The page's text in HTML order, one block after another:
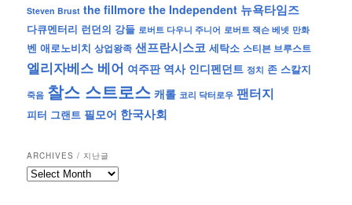
Steven Brust the fillmore the Independent 뉴욕타임즈
다큐멘터리 런던의 강들 로버트 다우니 주니어 로버트 잭슨 베넷 만화
벤 애로노비치 상업왕족 샌프란시스코 세탁소 스티븐 브루스트
엘리자베스 베어 여주판 역사 인디펜던트 정치 존 스칼지
죽음 찰스 스트로스 캐롤 코리 닥터로우 팬터지
피터 그랜트 필모어 한국사회
ARCHIVES / 지난글
archives